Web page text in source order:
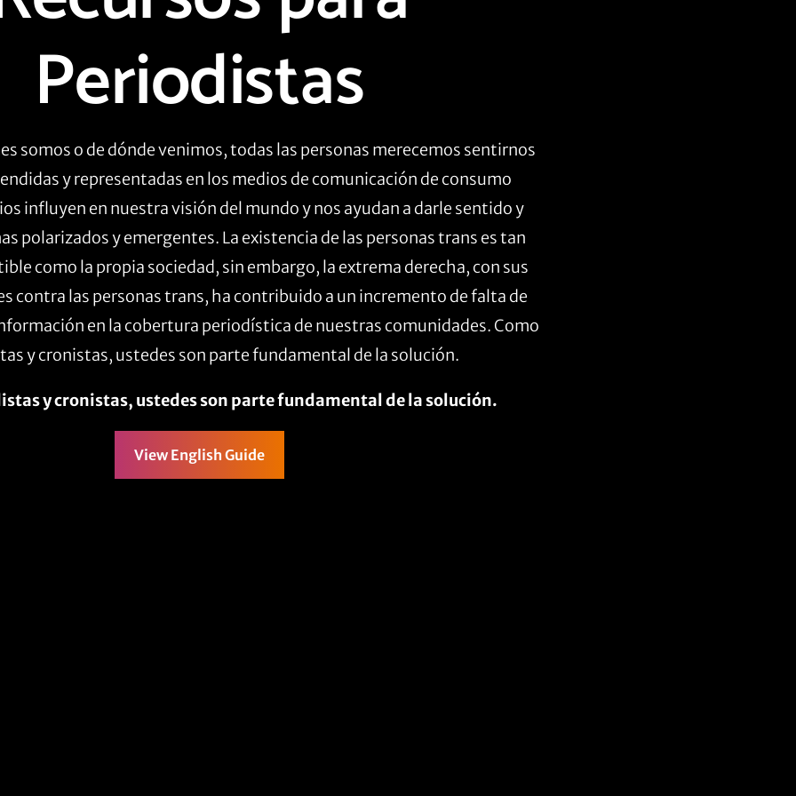
Periodistas
somos o de dónde venimos, todas las personas merecemos sentirnos
y representadas en los medios de comunicación de consumo
influyen en nuestra visión del mundo y nos ayudan a darle sentido y
polarizados y emergentes. La existencia de las personas trans es tan
como la propia sociedad, sin embargo, la extrema derecha, con sus
contra las personas trans, ha contribuido a un incremento de falta de
en la cobertura periodística de nuestras comunidades. Como
y cronistas, ustedes son parte fundamental de la solución.
y cronistas, ustedes son parte fundamental de la solución.
View English Guide